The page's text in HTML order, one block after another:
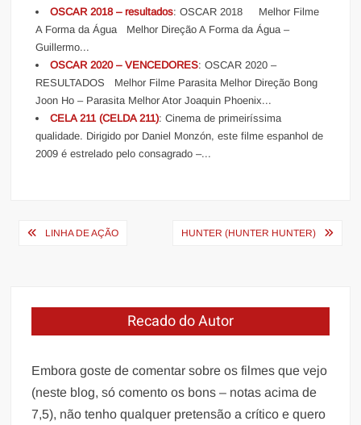
OSCAR 2018 – resultados: OSCAR 2018 Melhor Filme
A Forma da Água Melhor Direção A Forma da Água –
Guillermo...
OSCAR 2020 – VENCEDORES: OSCAR 2020 –
RESULTADOS Melhor Filme Parasita Melhor Direção Bong
Joon Ho – Parasita Melhor Ator Joaquin Phoenix...
CELA 211 (CELDA 211): Cinema de primeiríssima
qualidade. Dirigido por Daniel Monzón, este filme espanhol de
2009 é estrelado pelo consagrado –...
Navegação
LINHA DE AÇÃO HUNTER (HUNTER HUNTER)
Recado do Autor
Embora goste de comentar sobre os filmes que vejo
(neste blog, só comento os bons – notas acima de
7,5), não tenho qualquer pretensão a crítico e quero